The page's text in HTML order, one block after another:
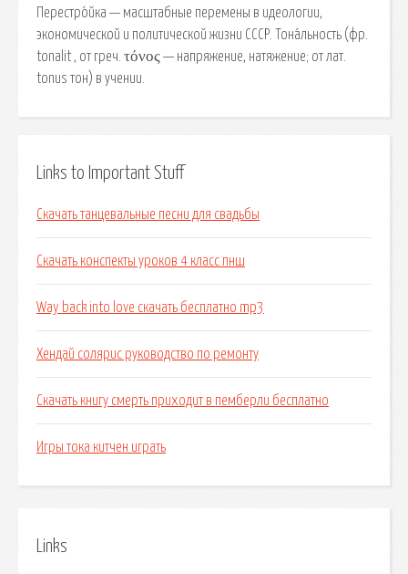
Перестро́йка — масштабные перемены в идеологии,
экономической и политической жизни СССР. Тона́льность (фр.
tonalit , от греч. τόνος — напряжение, натяжение; от лат.
tonus тон) в учении.
Links to Important Stuff
Скачать танцевальные песни для свадьбы
Скачать конспекты уроков 4 класс пнш
Way back into love скачать бесплатно mp3
Хендай солярис руководство по ремонту
Скачать книгу смерть приходит в пемберли бесплатно
Игры тока китчен играть
Links